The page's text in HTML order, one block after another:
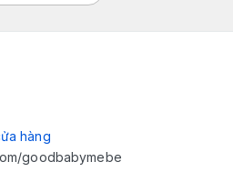
hàng
goodbabymebe